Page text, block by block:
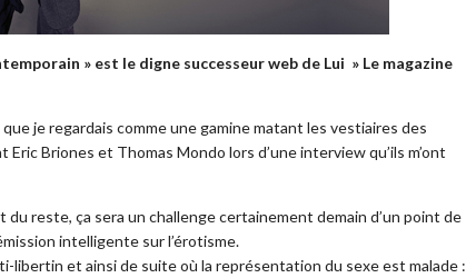
» est le digne successeur web de Lui » Le magazine
je regardais comme une gamine matant les vestiaires des
Briones et Thomas Mondo lors d’une interview qu’ils m’ont
du reste, ça sera un challenge certainement demain d’un point de
intelligente sur l’érotisme.
libertin et ainsi de suite où la représentation du sexe est malade :